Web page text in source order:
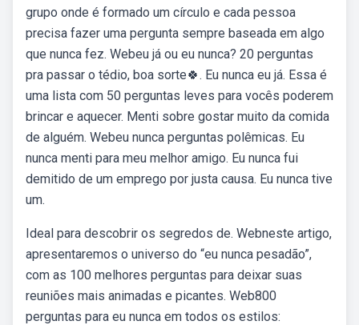
grupo onde é formado um círculo e cada pessoa
precisa fazer uma pergunta sempre baseada em algo
que nunca fez. Webeu já ou eu nunca? 20 perguntas
pra passar o tédio, boa sorte🍀. Eu nunca eu já. Essa é
uma lista com 50 perguntas leves para vocês poderem
brincar e aquecer. Menti sobre gostar muito da comida
de alguém. Webeu nunca perguntas polêmicas. Eu
nunca menti para meu melhor amigo. Eu nunca fui
demitido de um emprego por justa causa. Eu nunca tive
um.
Ideal para descobrir os segredos de. Webneste artigo,
apresentaremos o universo do “eu nunca pesadão”,
com as 100 melhores perguntas para deixar suas
reuniões mais animadas e picantes. Web800
perguntas para eu nunca em todos os estilos: